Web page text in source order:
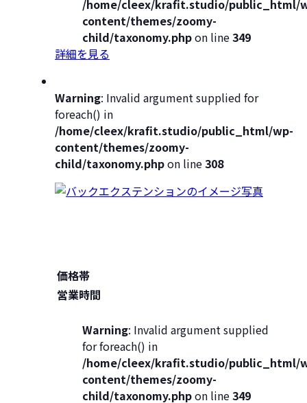
/home/cleex/krafit.studio/public_html/
content/themes/zoomy-
child/taxonomy.phpon line349
詳細を見る
Warning: Invalid argument supplied for
foreach() in
/home/cleex/krafit.studio/public_html/wp-
content/themes/zoomy-
child/taxonomy.phpon line308
価格帯
営業時間
Warning: Invalid argument supplied
for foreach() in
/home/cleex/krafit.studio/public_html/
content/themes/zoomy-
child/taxonomy.phpon line349